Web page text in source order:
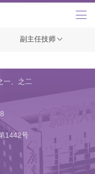
副主任技师
一、之二
1442号